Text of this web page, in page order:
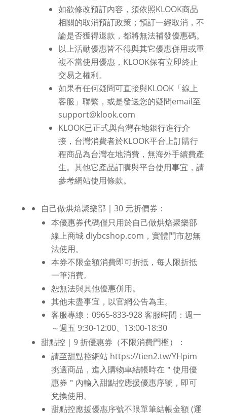
如欲修改預訂內容，須依照KLOOK商品
相關的取消預訂政策；預訂一經取消，不
論是否獲得退款，都將無法補發優惠碼。
以上活動優惠皆不得與其它優惠併用或重
複不當使用優惠，KLOOK保有立即終止
交易之權利。
如果有任何疑問可直接與KLOOK「線上
客服」聯繫，或是發送您的疑問email至
support@klook.com
KLOOK已正式與台灣在地銀行進行介
接，台灣消費者於KLOOK平台上訂購行
程商品為台灣在地消費，無海外手續費產
生。其他它產品訂購與平台使用事宜，請
參考網站使用條款。
自己做烘焙聚樂部｜30 元折價券：
本優惠券代碼僅只用於自己做烘焙聚樂部
線上商城 diybcshop.com，實體門市恕無
法使用。
本券不限金額消費即可折抵，每人限折抵
一筆消費。
恕無法與其他優惠併用。
其他未盡事宜，以官網公告為主。
客服專線：0965-833-928 客服時間：週一
～週五 9:30-12:00、13:00-18:30
甜點控｜9 折優惠券（不限消費門檻）：
請至甜點控網站 https://tien2.tw/YHpim
挑選商品，進入購物車結帳時在＂使用優
惠券＂內輸入甜點控應援優惠序號，即可
兌換使用。
甜點控應援優惠序號不限單筆結帳金額 (運